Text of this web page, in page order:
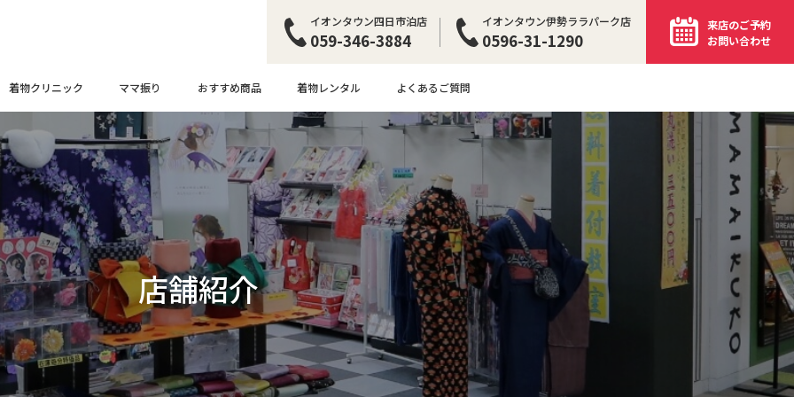
イオンタウン四日市泊店
059-346-3884
イオンタウン伊勢ララパーク店
0596-31-1290
来店のご予約
お問い合わせ
着物クリニック ママ振り おすすめ商品 着物レンタル よくあるご質問
店舗紹介